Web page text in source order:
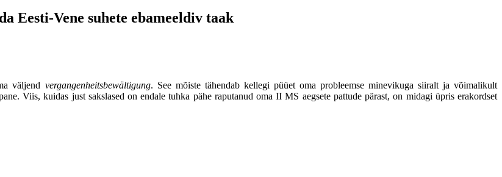
Eesti-Vene suhete ebameeldiv taak
väljend vergangenheitsbewältigung. See mõiste tähendab kellegi püüet oma probleemse minevikuga siiralt ja võimalikult
Viis, kuidas just sakslased on endale tuhka pähe raputanud oma II MS aegsete pattude pärast, on midagi üpris erakordset